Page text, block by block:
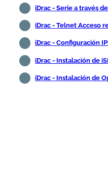
iDrac - Serie a través
iDrac - Telnet Acceso
iDrac - Configuración
iDrac - Instalación de
iDrac - Instalación de